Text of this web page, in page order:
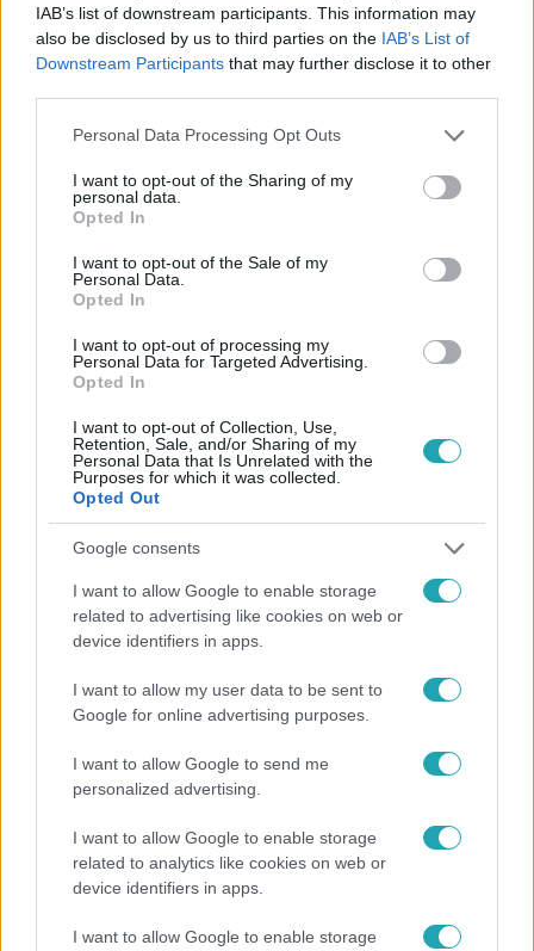
IAB’s list of downstream participants. This information may
also be disclosed by us to third parties on the IAB’s List of
Downstream Participants that may further disclose it to other
Please note that this website/app uses one or more Google
not limited to your visit or usage behaviour. You may click to
grant or deny consent to Google and its third-party tags to
use your data for below specified purposes in below Google
consent section.
Personal Data Processing Opt Outs
I want to opt-out of the Sharing of my
personal data.
Opted In
I want to opt-out of the Sale of my
Personal Data.
Opted In
I want to opt-out of processing my
Personal Data for Targeted Advertising.
Opted In
I want to opt-out of Collection, Use,
Retention, Sale, and/or Sharing of my
Personal Data that Is Unrelated with the
Purposes for which it was collected.
Opted Out
Google consents
I want to allow Google to enable storage
related to advertising like cookies on web or
device identifiers in apps.
I want to allow my user data to be sent to
Google for online advertising purposes.
I want to allow Google to send me
personalized advertising.
I want to allow Google to enable storage
related to analytics like cookies on web or
device identifiers in apps.
I want to allow Google to enable storage
ValóVilág
Edina kacérkodása kollektív büntit hozott
és megint miatta kaptak büntetést a villalakók. Fanni
mindeközben megismerkedett Maci kunkori farkával és
2015. január 14. 23:53
Malac a Villában!